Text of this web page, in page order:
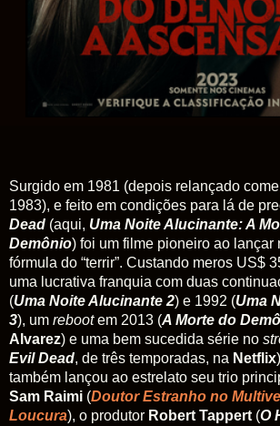
Surgido em 1981 (depois relançado
1983), e feito em condições para lá de
Dead (aqui, Uma Noite Alucinante: A
Demônio) foi um filme pioneiro ao lançar
fórmula do “terrir”. Custando meros US$
uma lucrativa franquia com duas
(Uma Noite Alucinante 2) e 1992 (Uma
3), um rebootem 2013 (A Morte do
Alvarez) e uma bem sucedida série no
Evil Dead, de três temporadas, na Netflix
também lançou ao estrelato seu trio
Sam Raimi (Doutor Estranho no
Loucura), o produtor Robert Tappert (O